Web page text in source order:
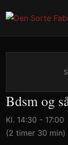
Bdsm og
Kl. 14:30 - 17:00
(2 timer 30 min)